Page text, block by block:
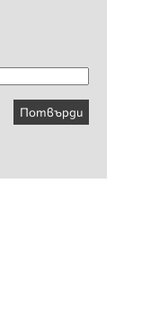
Потвърди